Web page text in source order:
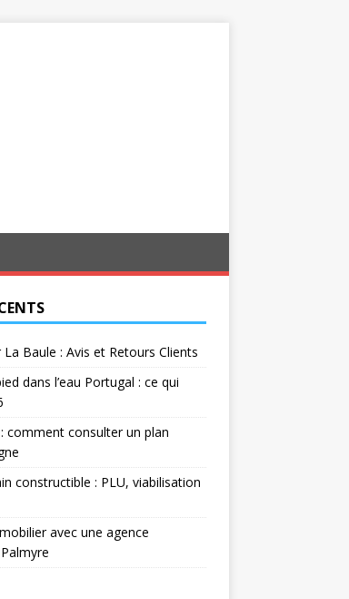
Baule : Avis et Retours Clients
dans l’eau Portugal : ce qui
comment consulter un plan
constructible : PLU, viabilisation
avec une agence